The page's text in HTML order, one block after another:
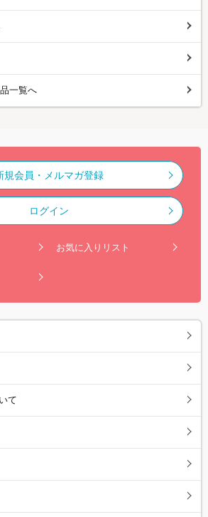
一覧へ
規会員・メルマガ登録
ログイン
お気に入りリスト
て